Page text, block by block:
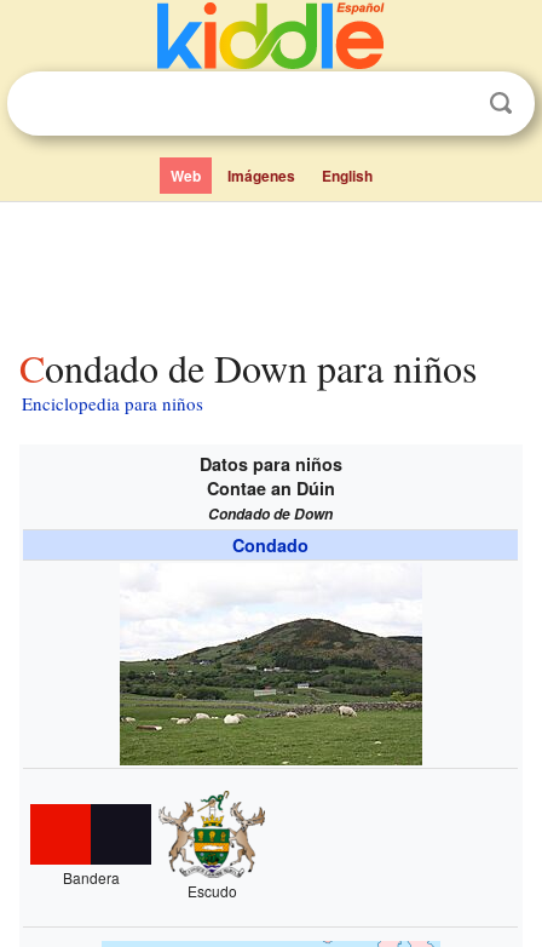
Web Imágenes English
Condado de Down para niños
Enciclopedia para niños
Datos para niños
Contae an Dúin
Condado de Down
Condado
Bandera
Escudo